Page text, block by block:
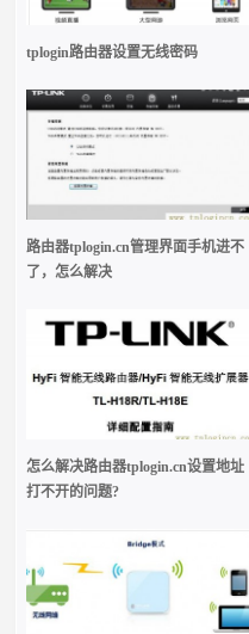
tplogin路由器设置无线密码
路由器tplogin.cn管理界面手机进不
了，怎么解决
怎么解决路由器tplogin.cn设置地址
打不开的问题?